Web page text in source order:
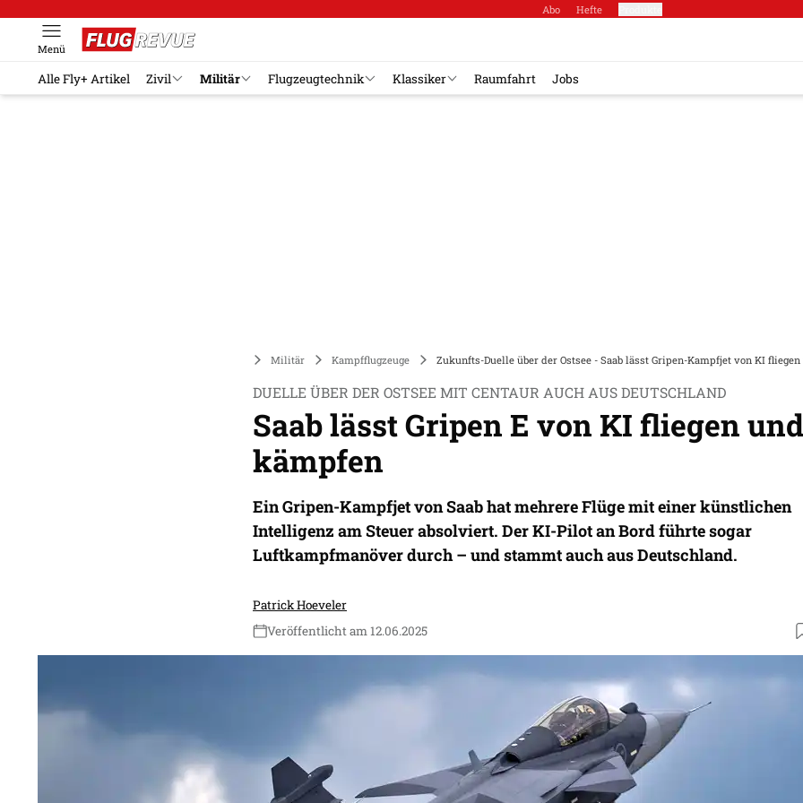
Abo Hefte
Menü
Alle Fly+ Artikel Zivil Militär Flugzeugtechnik Klassiker Raumfahrt Jobs
Militär Kampfflugzeuge Zukunfts-Duelle über der Ostsee - Saab lässt Gripen-Kampfjet von KI fliegen
DUELLE ÜBER DER OSTSEE MIT CENTAUR AUCH AUS DEUTSCHLAND
Saab lässt Gripen E von KI fliegen und
kämpfen
Ein Gripen-Kampfjet von Saab hat mehrere Flüge mit einer künstlichen
Intelligenz am Steuer absolviert. Der KI-Pilot an Bord führte sogar
Luftkampfmanöver durch – und stammt auch aus Deutschland.
Patrick Hoeveler
Veröffentlicht am 12.06.2025